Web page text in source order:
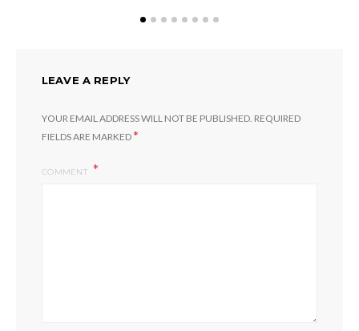
LEAVE A REPLY
YOUR EMAIL ADDRESS WILL NOT BE PUBLISHED. REQUIRED
FIELDS ARE MARKED*
COMMENT